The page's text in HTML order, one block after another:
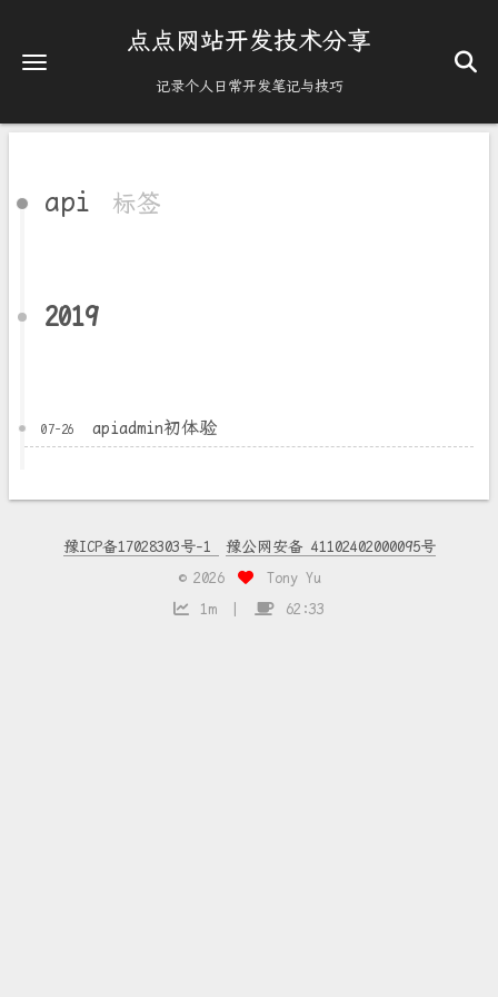
点点网站开发技术分享
记录个人日常开发笔记与技巧
api 标签
2019
07-26 apiadmin初体验
豫ICP备17028303号-1
豫公网安备 41102402000095号
© 2026
Tony Yu
1m
62:33